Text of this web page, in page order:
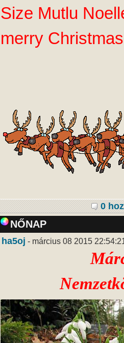
Size Mutlu
merry Christmas
0
NŐNAP
ha5oj - március 08 2015